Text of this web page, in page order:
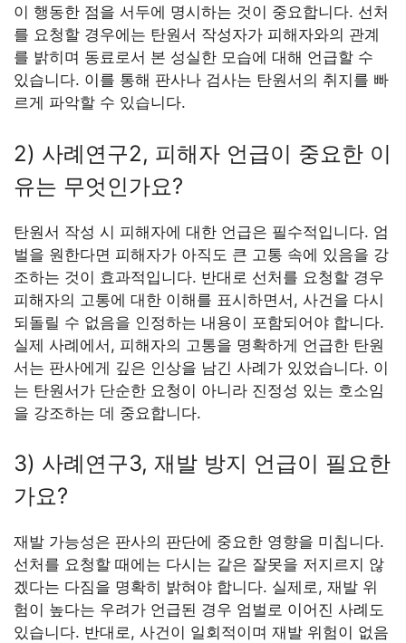
이 행동한 점을 서두에 명시하는 것이 중요합니다. 선처
를 요청할 경우에는 탄원서 작성자가 피해자와의 관계
를 밝히며 동료로서 본 성실한 모습에 대해 언급할 수
있습니다. 이를 통해 판사나 검사는 탄원서의 취지를 빠
르게 파악할 수 있습니다.
2) 사례연구2, 피해자 언급이 중요한 이
유는 무엇인가요?
탄원서 작성 시 피해자에 대한 언급은 필수적입니다. 엄
벌을 원한다면 피해자가 아직도 큰 고통 속에 있음을 강
조하는 것이 효과적입니다. 반대로 선처를 요청할 경우
피해자의 고통에 대한 이해를 표시하면서, 사건을 다시
되돌릴 수 없음을 인정하는 내용이 포함되어야 합니다.
실제 사례에서, 피해자의 고통을 명확하게 언급한 탄원
서는 판사에게 깊은 인상을 남긴 사례가 있었습니다. 이
는 탄원서가 단순한 요청이 아니라 진정성 있는 호소임
을 강조하는 데 중요합니다.
3) 사례연구3, 재발 방지 언급이 필요한
가요?
재발 가능성은 판사의 판단에 중요한 영향을 미칩니다.
선처를 요청할 때에는 다시는 같은 잘못을 저지르지 않
겠다는 다짐을 명확히 밝혀야 합니다. 실제로, 재발 위
험이 높다는 우려가 언급된 경우 엄벌로 이어진 사례도
있습니다. 반대로, 사건이 일회적이며 재발 위험이 없음